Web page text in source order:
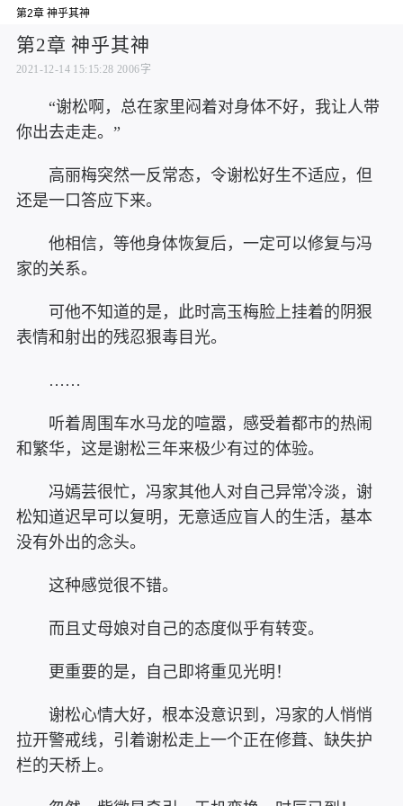
第2章 神乎其神
第2章 神乎其神
2021-12-14 15:15:28 2006字
“谢松啊，总在家里闷着对身体不好，我让人带
你出去走走。”
高丽梅突然一反常态，令谢松好生不适应，但
还是一口答应下来。
他相信，等他身体恢复后，一定可以修复与冯
家的关系。
可他不知道的是，此时高玉梅脸上挂着的阴狠
表情和射出的残忍狠毒目光。
……
听着周围车水马龙的喧嚣，感受着都市的热闹
和繁华，这是谢松三年来极少有过的体验。
冯嫣芸很忙，冯家其他人对自己异常冷淡，谢
松知道迟早可以复明，无意适应盲人的生活，基本
没有外出的念头。
这种感觉很不错。
而且丈母娘对自己的态度似乎有转变。
更重要的是，自己即将重见光明！
谢松心情大好，根本没意识到，冯家的人悄悄
拉开警戒线，引着谢松走上一个正在修葺、缺失护
栏的天桥上。